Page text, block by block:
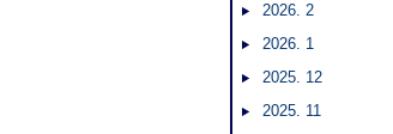
2026. 2
2026. 1
2025. 12
2025. 11